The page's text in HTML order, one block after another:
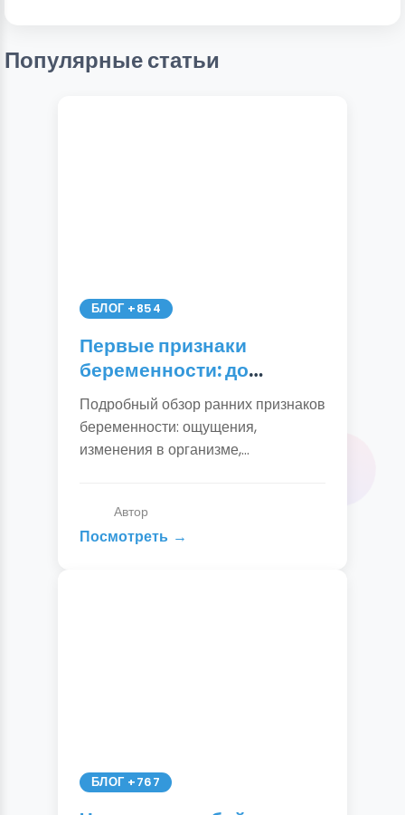
Популярные статьи
БЛОГ +854
Первые признаки
беременности: до
задержки и после.
Симптомы и точная
диагностика
Подробный обзор ранних признаков
беременности: ощущения,
изменения в организме,
когда делать тест и идти к врачу.
Автор
Посмотреть
БЛОГ +767